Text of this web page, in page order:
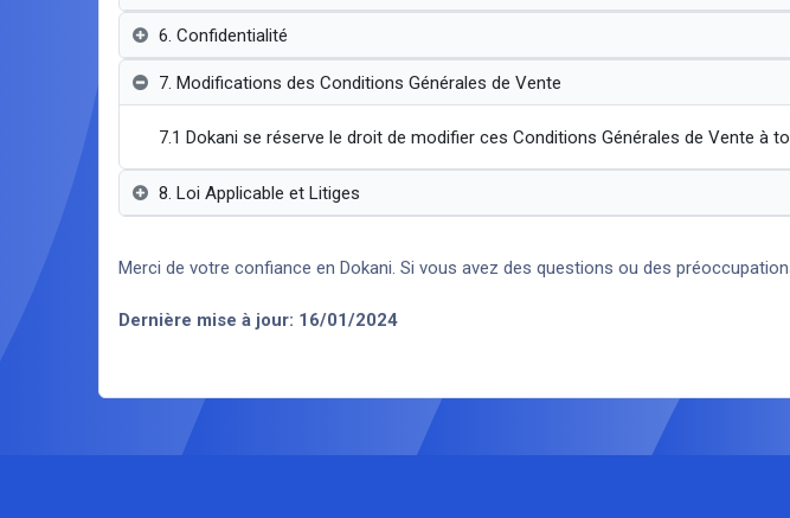
6. Confidentialité
7. Modifications des Conditions Générales de Vente
7.1 Dokani se réserve le droit de modifier ces Conditions Générales de Vente
8. Loi Applicable et Litiges
Merci de votre confiance en Dokani. Si vous avez des questions ou des
Dernière mise à jour: 16/01/​2024